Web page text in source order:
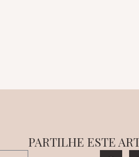
PARTILHE ESTE